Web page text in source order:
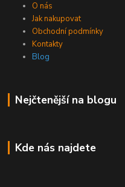
O nás
Jak nakupovat
Obchodní podmínky
Kontakty
Blog
Nejčtenější na blogu
Kde nás najdete